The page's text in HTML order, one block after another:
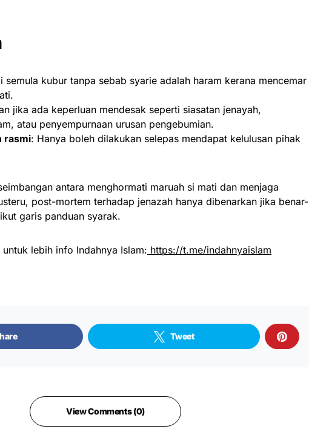
semula kubur tanpa sebab syarie adalah haram kerana mencemar
jika ada keperluan mendesak seperti siasatan jenayah,
atau penyempurnaan urusan pengebumian.
rasmi: Hanya boleh dilakukan selepas mendapat kelulusan pihak
antara menghormati maruah si mati dan menjaga
post-mortem terhadap jenazah hanya dibenarkan jika benar-
garis panduan syarak.
lebih info Indahnya Islam: https://t.me/indahnyaislam
Tweet
View Comments (0)